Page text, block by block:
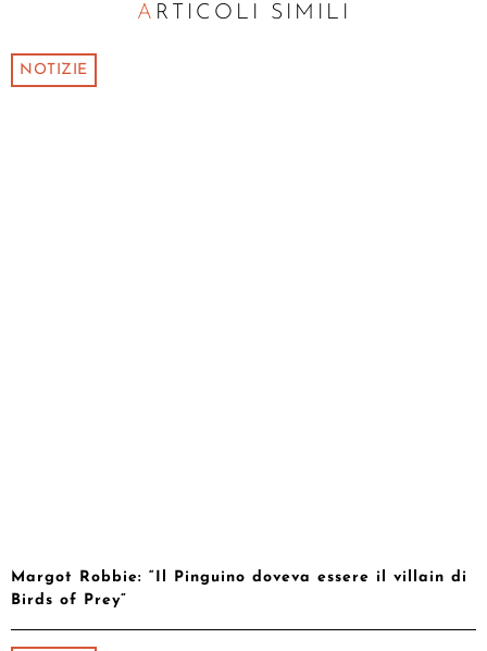
ARTICOLI SIMILI
NOTIZIE
Margot Robbie: “Il Pinguino doveva essere il villain di
Birds of Prey”